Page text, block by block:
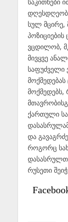
სულ მცირე,
ვცდილობ,
მივყვე
საფუძველი
მოქმედებს,
ქართული
და
როგორც
რუსეთი